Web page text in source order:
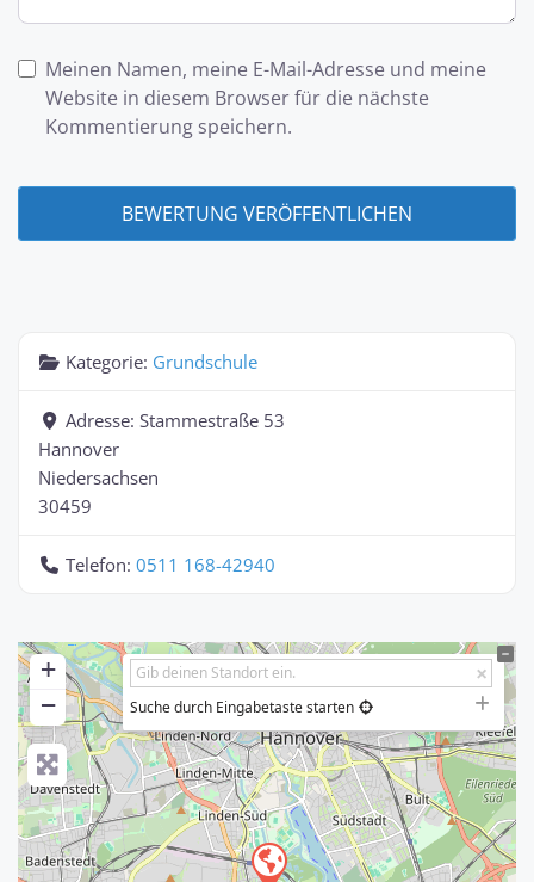
Meinen Namen, meine E-Mail-Adresse und meine
Website in diesem Browser für die nächste
Kommentierung speichern.
Kategorie: Grundschule
Adresse: Stammestraße 53
Hannover
Niedersachsen
30459
Telefon: 0511 168-42940
+
−
Suche durch Eingabetaste starten